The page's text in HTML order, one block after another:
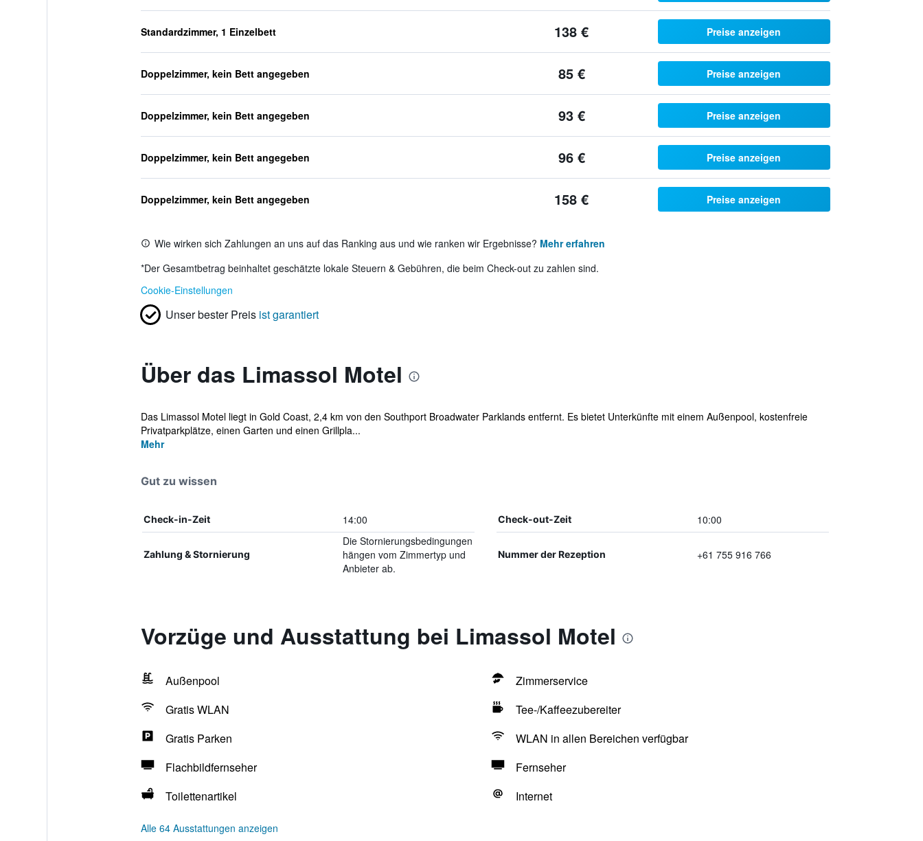
Standardzimmer, 1 Einzelbett 138 € Preise anzeigen
Doppelzimmer, kein Bett angegeben 85 € Preise anzeigen
Doppelzimmer, kein Bett angegeben 93 € Preise anzeigen
Doppelzimmer, kein Bett angegeben 96 € Preise anzeigen
Doppelzimmer, kein Bett angegeben 158 € Preise anzeigen
Wie wirken sich Zahlungen an uns auf das Ranking aus und wie ranken wir Ergebnisse? Mehr erfahren
*Der Gesamtbetrag beinhaltet geschätzte lokale Steuern & Gebühren, die beim Check-out zu zahlen sind.
Cookie-Einstellungen
Unser bester Preis ist garantiert
Über das Limassol Motel
Das Limassol Motel liegt in Gold Coast, 2,4 km von den Southport Broadwater Parklands entfernt. Es bietet Unterkünfte mit einem Außenpool, kostenfreie
Privatparkplätze, einen Garten und einen Grillpla...
Mehr
Gut zu wissen
Check-in-Zeit 14:00 Check-out-Zeit 10:00
Zahlung & Stornierung
Die Stornierungsbedingungen
hängen vom Zimmertyp und
Anbieter ab.
Nummer der Rezeption +61 755 916 766
Vorzüge und Ausstattung bei Limassol Motel
Außenpool
Zimmerservice
Gratis WLAN
Tee-/Kaffeezubereiter
Gratis Parken
WLAN in allen Bereichen verfügbar
Flachbildfernseher
Fernseher
Toilettenartikel
Internet
Alle 64 Ausstattungen anzeigen